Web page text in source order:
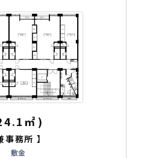
㎡ )
事務所 】
敷金